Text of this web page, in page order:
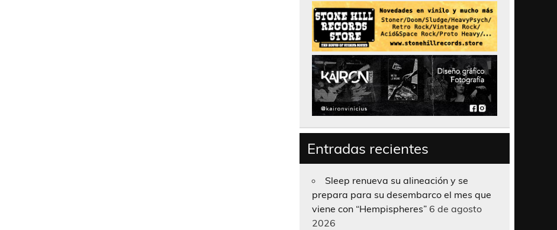
Entradas recientes
Sleep renueva su alineación y se
prepara para su desembarco el mes que
viene con “Hempispheres” 6 de agosto
2026